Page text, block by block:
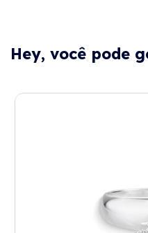
Hey, você pode